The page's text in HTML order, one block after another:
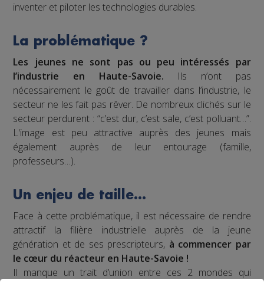
inventer et piloter les technologies durables.
La problématique ?
Les jeunes ne sont pas ou peu intéressés par
l’industrie en Haute-Savoie. Ils n’ont pas
nécessairement le goût de travailler dans l’industrie, le
secteur ne les fait pas rêver. De nombreux clichés sur le
secteur perdurent : “c’est dur, c’est sale, c’est polluant…”.
L'image est peu attractive auprès des jeunes mais
également auprès de leur entourage (famille,
professeurs…).
Un enjeu de taille…
Face à cette problématique, il est nécessaire de rendre
attractif la filière industrielle auprès de la jeune
génération et de ses prescripteurs, à commencer par
le cœur du réacteur en Haute-Savoie !
Il manque un trait d’union entre ces 2 mondes qui